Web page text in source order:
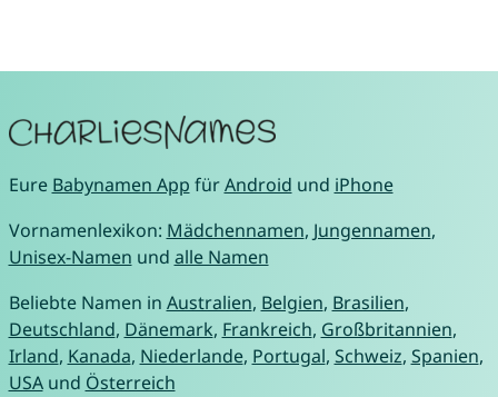
Eure Babynamen App fürAndroid und iPhone
Vornamenlexikon: Mädchennamen, Jungennamen,
Unisex-Namen und alle Namen
Beliebte Namen in Australien, Belgien, Brasilien,
Deutschland, Dänemark, Frankreich, Großbritannien,
Irland, Kanada, Niederlande, Portugal, Schweiz, Spanien,
USAund Österreich